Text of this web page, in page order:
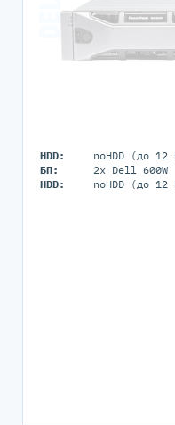
HDD:
noHDD (до 12
БП:
2x Dell 600W
HDD:
noHDD (до 12